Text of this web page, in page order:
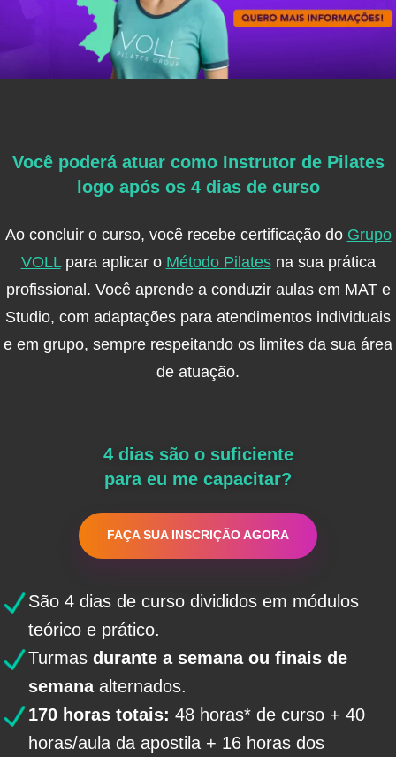
Você poderá atuar como Instrutor de Pilates
logo após os 4 dias de curso
Ao concluir o curso, você recebe certificação do Grupo
VOLLpara aplicar o Método Pilatesna sua prática
profissional. Você aprende a conduzir aulas em MAT e
Studio, com adaptações para atendimentos individuais
e em grupo, sempre respeitando os limites da sua área
de atuação.
4 dias são o suficiente
para eu me capacitar?
FAÇA SUA INSCRIÇÃO AGORA
São 4 dias de curso divididos em módulos
teórico e prático.
Turmas durante a semana ou finais de
semanaalternados.
170 horas totais: 48 horas* de curso + 40
horas/aula da apostila + 16 horas dos